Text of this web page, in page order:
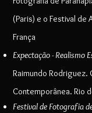
(Paris) e o Festival de
França
Expectação - Realismo
Raimundo Rodriguez.
Contemporânea. Rio
Festival de Fotografia